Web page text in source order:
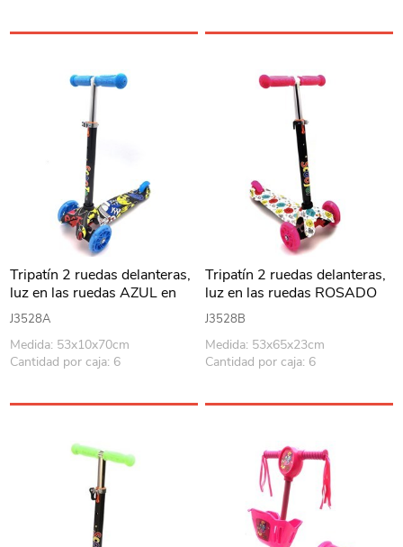
Tripatín 2 ruedas delanteras,
luz en las ruedas AZUL en
caja
J3528A
Medida: 53x10x70cm
Cantidad por caja: 6
Tripatín 2 ruedas delanteras,
luz en las ruedas ROSADO
en caja
J3528B
Medida: 53x65x23cm
Cantidad por caja: 6